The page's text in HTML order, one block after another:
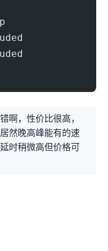
啊，性价比很高，
峰能有200Mbps+的速
时稍微高30ms但价格可